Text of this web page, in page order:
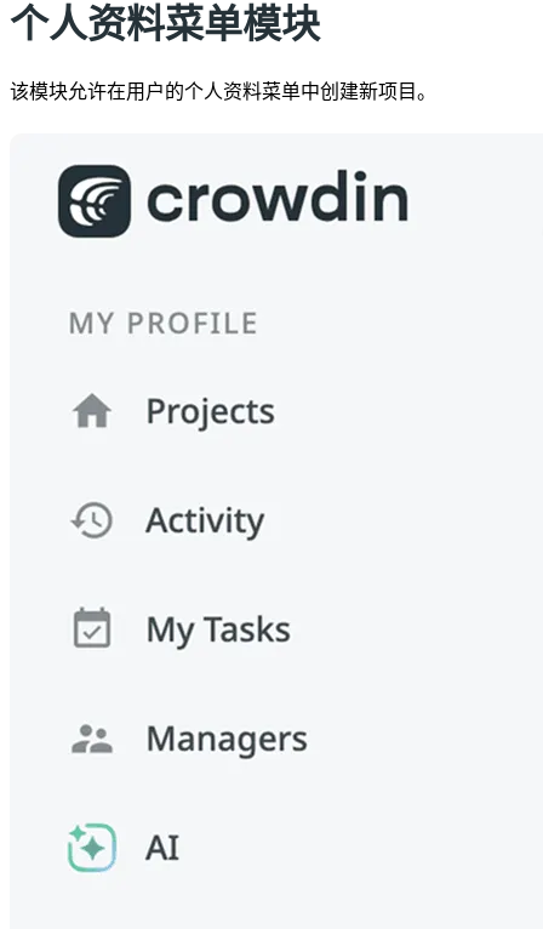
个人资料菜单模块
该模块允许在用户的个人资料菜单中创建新项目。